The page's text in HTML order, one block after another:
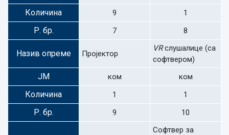
Количина 9 1
Р. бр. 7 8
Назив опреме Пројектор
VRслушалице (са
софтвером)
ЈМ ком ком
Количина 1 1
Р. бр. 9 10
Софтвер за